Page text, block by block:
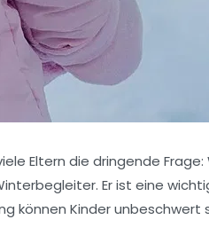
Eltern die dringende
Er ist eine
können Kinder